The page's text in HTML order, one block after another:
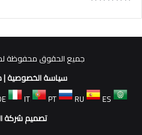
جميع الحقوق محفوظة
سياسة الخصوصية|
IT PT RU
ES
تصميم شركة